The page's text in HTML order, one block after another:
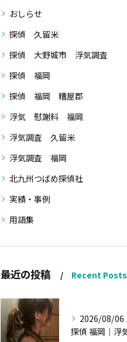
おしらせ
探偵 久留米
探偵 大野城市 浮気調査
探偵 福岡
探偵 福岡 糟屋郡
浮気 慰謝料 福岡
浮気調査 久留米
浮気調査 福岡
北九州つばめ探偵社
実績・事例
用語集
最近の投稿 Recent Posts
2026/08/06